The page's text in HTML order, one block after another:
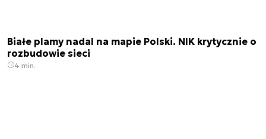
Białe plamy nadal na mapie Polski. NIK krytycznie o
rozbudowie sieci
4 min.